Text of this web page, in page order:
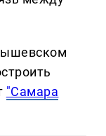
"Самара